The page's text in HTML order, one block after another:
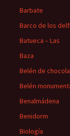
Barbate
Barco de los
Batueca – Las
Baza
Belén de
Belén
Benalmádena
Benidorm
Biología